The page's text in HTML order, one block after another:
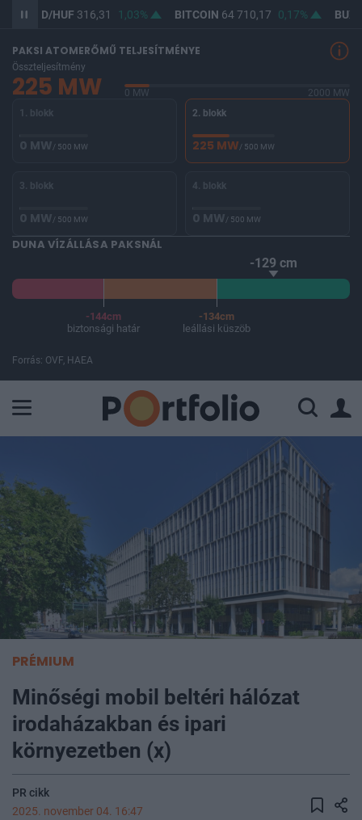
HUF 316,31 1,03% BITCOIN64 710,17 0,17% BUX 146
PAKSI ATOMERŐMŰ TELJESÍTMÉNYE
Összteljesítmény
225 MW 0 MW
2000 MW
1. blokk
0 MW/ 500 MW
2. blokk
225 MW/ 500 MW
3. blokk
0 MW/ 500 MW
4. blokk
0 MW/ 500 MW
DUNA VÍZÁLLÁSA PAKSNÁL
-129 cm
-144cm
biztonsági határ
-134cm
leállási küszöb
Forrás: OVF, HAEA
PRÉMIUM
Minőségi mobil beltéri hálózat
irodaházakban és ipari
környezetben (x)
PR cikk
2025. november 04. 16:47